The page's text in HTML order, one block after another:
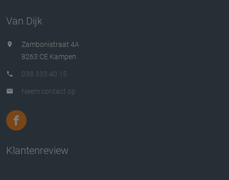
Van Dijk
Zambonistraat 4A
8263 CE Kampen
038 333 40 15
Neem contact op
Klantenreview